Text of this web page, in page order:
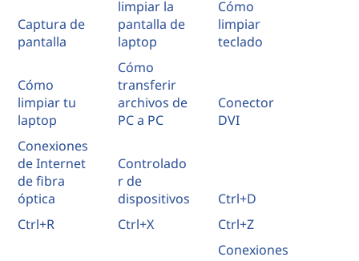
Captura de
pantalla
limpiar la
pantalla de
laptop
Cómo
limpiar
teclado
Cómo
limpiar tu
laptop
Cómo
transferir
archivos de
PC a PC
Conector
DVI
Conexiones
de Internet
de fibra
óptica
Controlado
r de
dispositivos
Ctrl+D
Ctrl+R
Ctrl+X Ctrl+Z
Conexiones